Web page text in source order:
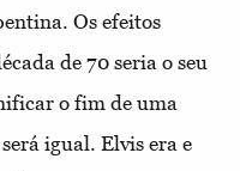
Os efeitos
de 70 seria o seu
o fim de uma
igual. Elvis era e